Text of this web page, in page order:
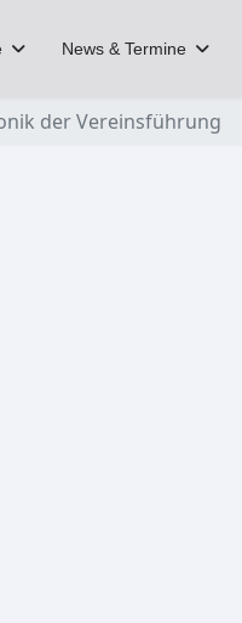
News & Termine
der Vereinsführung